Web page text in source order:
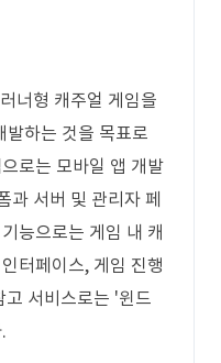
너형 캐주얼 게임을
하는 것을 목표로
로는 모바일 앱 개발
서버 및 관리자 페
능으로는 게임 내 캐
터페이스, 게임 진행
고 서비스로는 '윈드